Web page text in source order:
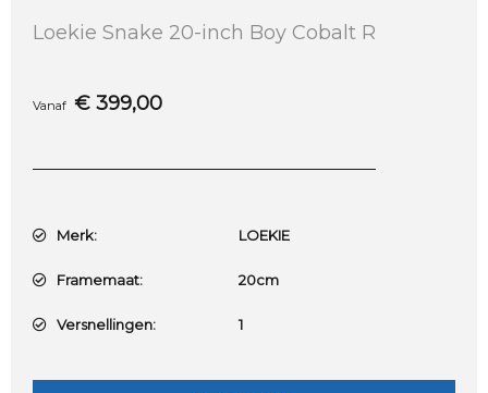
Loekie Snake 20-inch Boy Cobalt R
Vanaf € 399,00
Merk: LOEKIE
Framemaat: 20cm
Versnellingen: 1